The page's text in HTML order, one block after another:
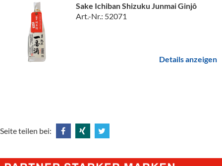
Sake Ichiban Shizuku Junmai Ginjô
Art.-Nr.: 52071
Details anzeigen
Seite teilen bei:
@
@
@